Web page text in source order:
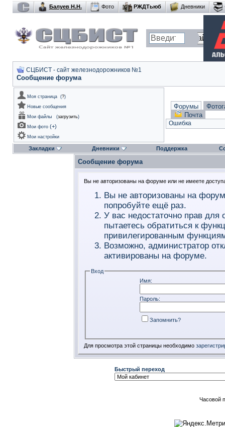
Балуев Н.Н. Фото РЖДТьюб Дневники
СЦБИСТ - сайт железнодорожников №1
Сообщение форума
Моя страница (?)
Новые сообщения
Мои файлы
(загрузить)
Мои фото (+)
Мои настройки
Форумы
Почта
Ошибка
Закладки Дневники Поддержка
Сообщение форума
Вы не авторизованы на форуме или не имеете
Вы не авторизованы на
попробуйте ещё раз.
У вас недостаточно прав
пытаетесь обратиться к
привилегированным
Возможно, администратор
активированы на форуме.
Вход
Имя:
Пароль:
Запомнить?
Для просмотра этой страницы необходимо
Быстрый переход
Часовой